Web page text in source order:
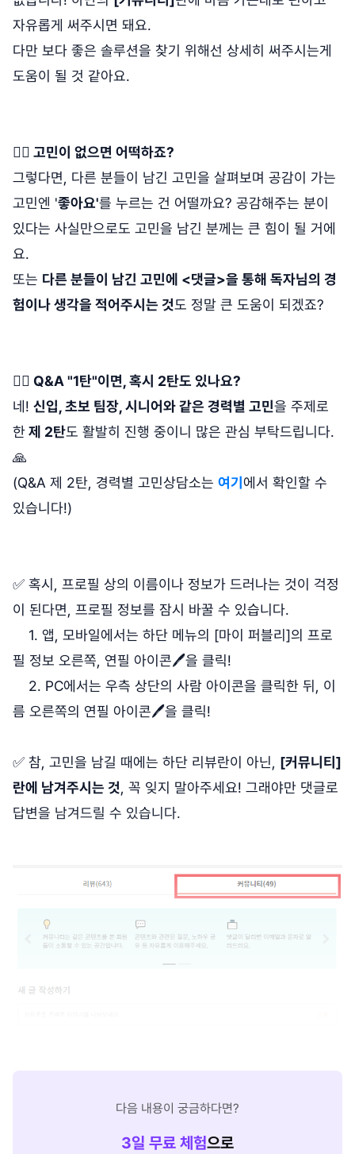
자유롭게 써주시면 돼요.
다만 보다 좋은 솔루션을 찾기 위해선 상세히 써주시는게
도움이 될 것 같아요.
🙋‍♀️ 고민이 없으면 어떡하죠?
그렇다면, 다른 분들이 남긴 고민을 살펴보며 공감이 가는
고민엔 '좋아요'를 누르는 건 어떨까요? 공감해주는 분이
있다는 사실만으로도 고민을 남긴 분께는 큰 힘이 될 거에
요.
또는 다른 분들이 남긴 고민에 <댓글>을 통해 독자님의 경
험이나 생각을 적어주시는 것도 정말 큰 도움이 되겠죠?
🙋‍♂️ Q&A "1탄"이면, 혹시 2탄도 있나요?
네! 신입, 초보 팀장, 시니어와 같은 경력별 고민을 주제로
한제 2탄도 활발히 진행 중이니 많은 관심 부탁드립니다.
🙏
(Q&A 제 2탄, 경력별 고민상담소는 여기 에서 확인할 수
있습니다!)
✅ 혹시, 프로필 상의 이름이나 정보가 드러나는 것이 걱정
이 된다면, 프로필 정보를 잠시 바꿀 수 있습니다.
1. 앱, 모바일에서는 하단 메뉴의 [마이 퍼블리]의 프로
필 정보 오른쪽, 연필 아이콘🖊을 클릭!
2. PC에서는 우측 상단의 사람 아이콘을 클릭한 뒤, 이
름 오른쪽의 연필 아이콘🖊을 클릭!
✅ 참, 고민을 남길 때에는 하단 리뷰란이 아닌, [커뮤니티]
란에 남겨주시는 것, 꼭 잊지 말아주세요! 그래야만 댓글로
답변을 남겨드릴 수 있습니다.
다음 내용이 궁금하다면?
3일 무료 체험으로